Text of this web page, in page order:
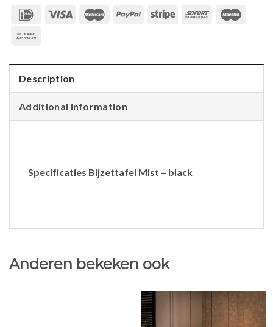
Description
Additional information
Specificaties Bijzettafel Mist – black
Anderen bekeken ook